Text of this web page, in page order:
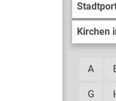
Kirchen
A
G